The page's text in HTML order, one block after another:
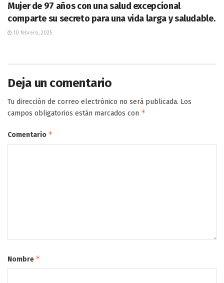
Mujer de 97 años con una salud excepcional
comparte su secreto para una vida larga y saludable.
10 febrero, 2025
Deja un comentario
Tu dirección de correo electrónico no será publicada. Los
campos obligatorios están marcados con *
Comentario *
Nombre *